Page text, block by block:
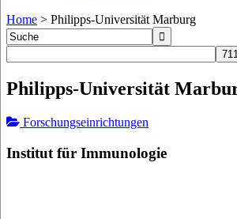
Home > Philipps-Universität Marburg
Philipps-Universität
Forschungseinrichtungen
Institut für Immunologie